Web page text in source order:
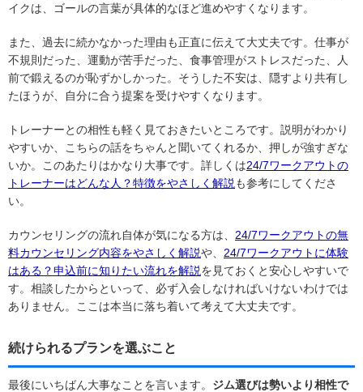
イクは、ゴールの言葉が具体的なほど進めやすくなります。
また、過去に続かなかった理由も正直に伝えて大丈夫です。仕事が
不規則だった、運動が苦手だった、食事管理がストレスだった、人
前で鍛えるのが恥ずかしかった。そうした不安は、隠すより共有し
たほうが、自分に合う提案を受けやすくなります。
トレーナーとの相性も軽く見ておきたいところです。説明がわかり
やすいか、こちらの話をちゃんと聞いてくれるか、押しが強すぎな
いか。このあたりはかなり大事です。詳しくは24/7ワークアウトの
トレーナーはどんな人？特徴をやさしく解説 も参考にしてくださ
い。
カウンセリングの流れ自体が気になる方は、 24/7ワークアウトの無
料カウンセリング内容をやさしく解説や、 24/7ワークアウトに体験
はある？申込前に知りたい流れを解説を見ておくと安心しやすいで
す。相談したからといって、必ず入会しなければいけないわけでは
ありません。ここは本当に落ち着いて考えて大丈夫です。
続けられるプランを選ぶこと
最後にいちばん大事なことを言います。 ジム選びは勢いより相性で